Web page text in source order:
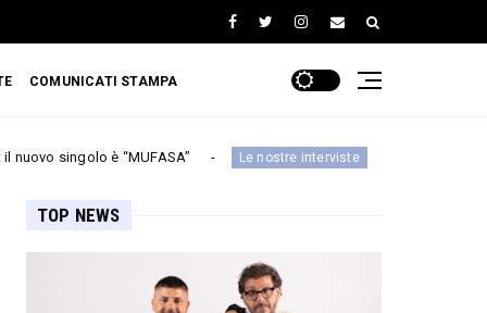
COMUNICATI STAMPA
Le nostre interviste Santelmo: «Ripartire dalle origini
TOP NEWS